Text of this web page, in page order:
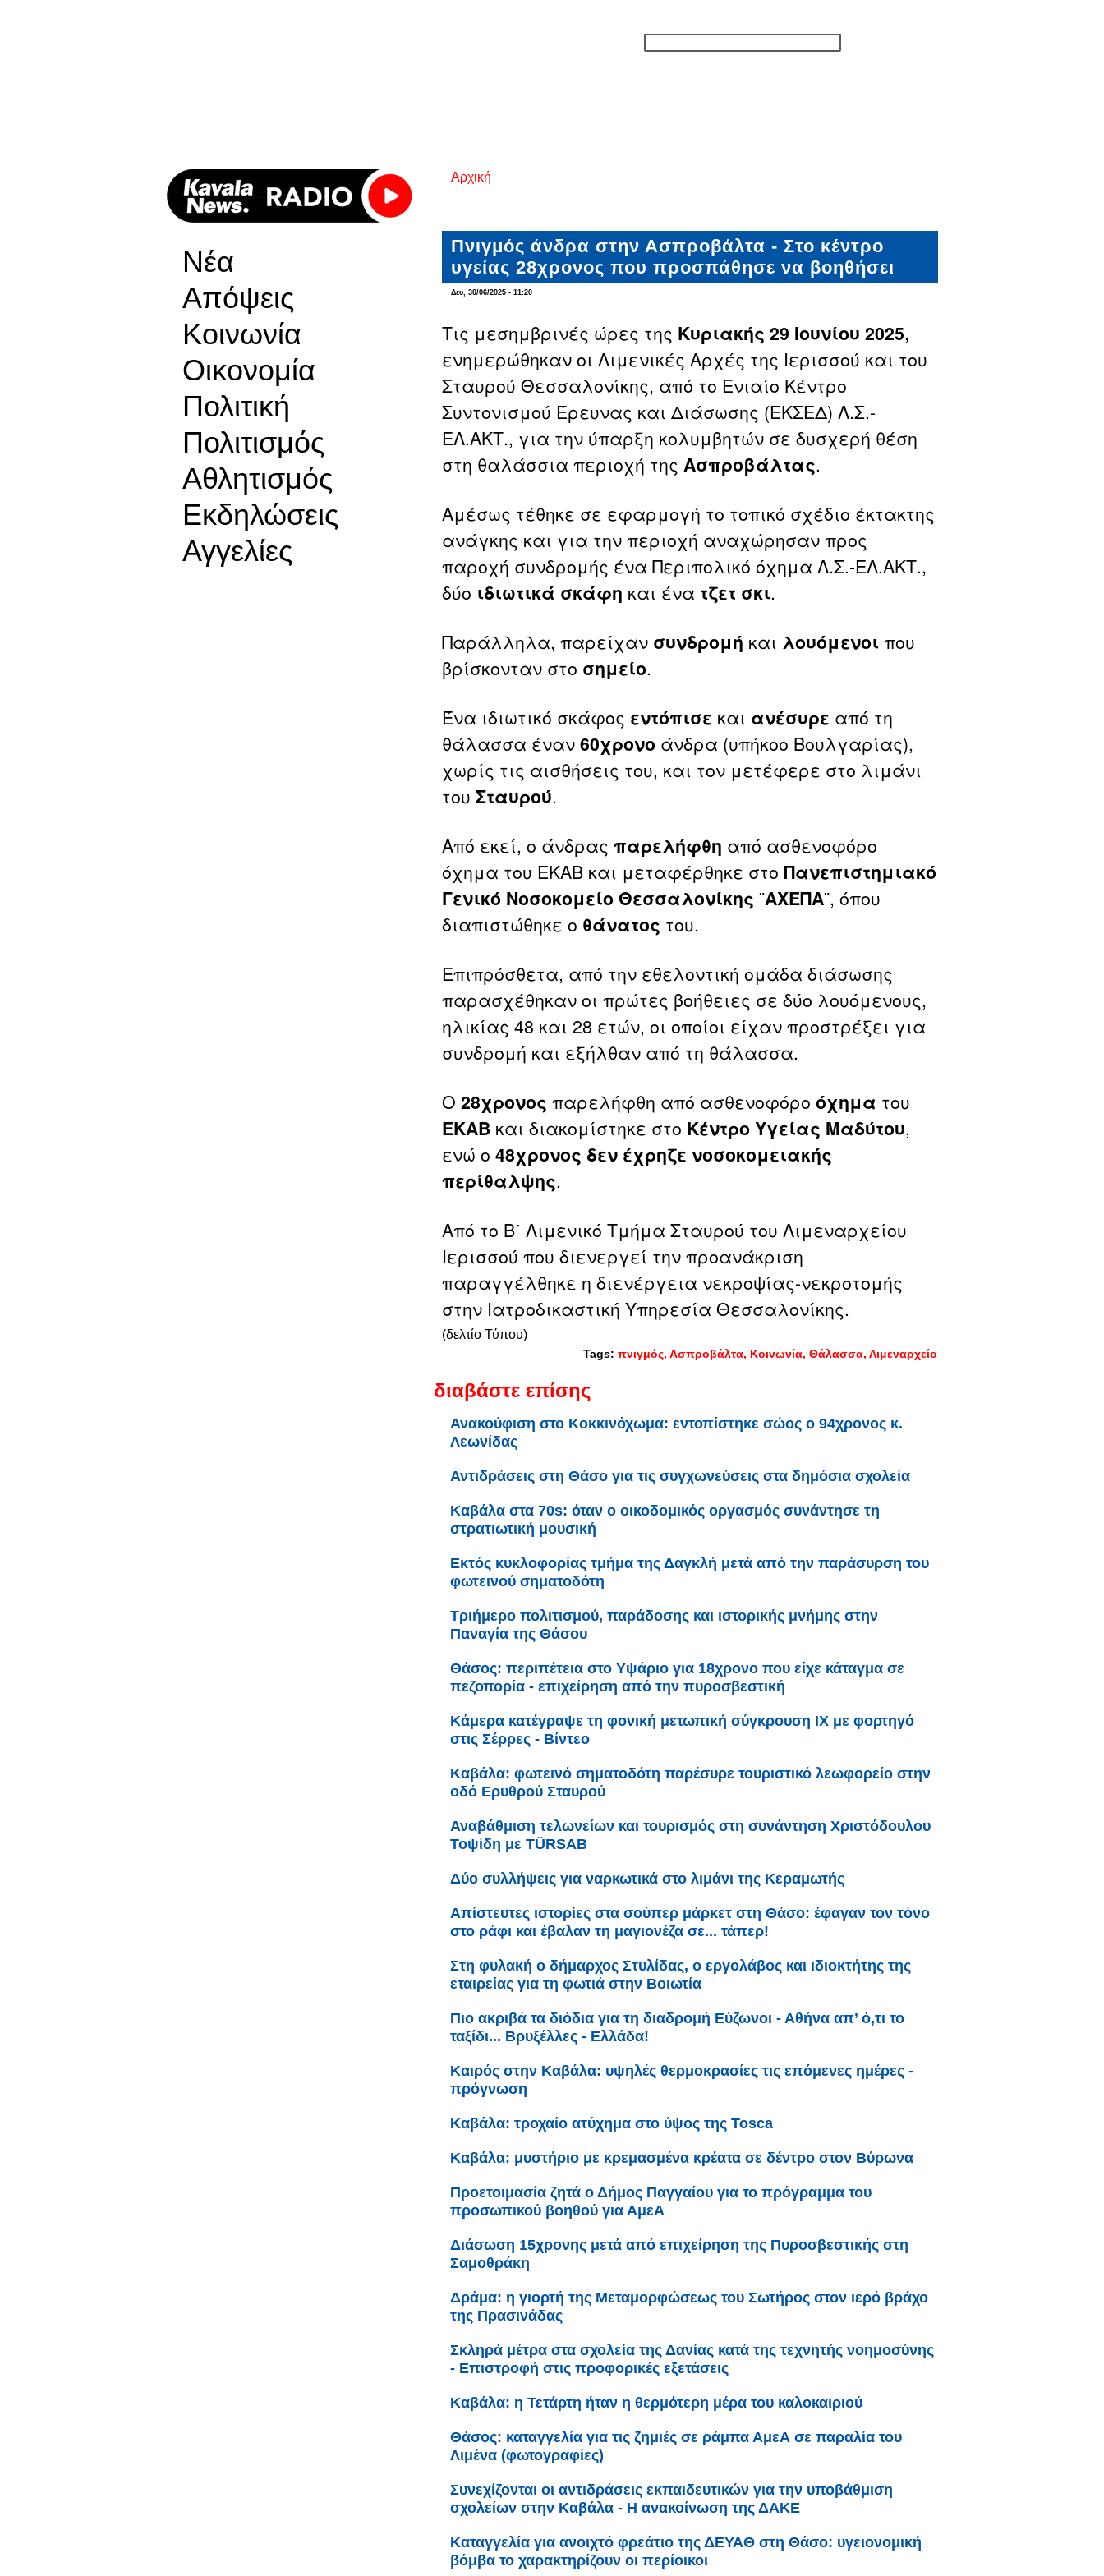
Νέα
Απόψεις
Κοινωνία
Οικονομία
Πολιτική
Πολιτισμός
Αθλητισμός
Εκδηλώσεις
Αγγελίες
Είστε εδώ
Αρχική
Πνιγμός άνδρα στην Ασπροβάλτα - Στο κέντρο
υγείας 28χρονος που προσπάθησε να βοηθήσει
Δευ, 30/06/2025 - 11:20
Τις μεσημβρινές ώρες της Κυριακής 29 Ιουνίου 2025,
ενημερώθηκαν οι Λιμενικές Αρχές της Ιερισσού και του
Σταυρού Θεσσαλονίκης, από το Ενιαίο Κέντρο
Συντονισμού Έρευνας και Διάσωσης (ΕΚΣΕΔ) Λ.Σ.-
ΕΛ.ΑΚΤ., για την ύπαρξη κολυμβητών σε δυσχερή θέση
στη θαλάσσια περιοχή της Ασπροβάλτας.
Αμέσως τέθηκε σε εφαρμογή το τοπικό σχέδιο έκτακτης
ανάγκης και για την περιοχή αναχώρησαν προς
παροχή συνδρομής ένα Περιπολικό όχημα Λ.Σ.-ΕΛ.ΑΚΤ.,
δύο ιδιωτικά σκάφη και ένα τζετ σκι.
Παράλληλα, παρείχαν συνδρομή και λουόμενοι που
βρίσκονταν στο σημείο.
Ένα ιδιωτικό σκάφος εντόπισε και ανέσυρε από τη
θάλασσα έναν 60χρονο άνδρα (υπήκοο Βουλγαρίας),
χωρίς τις αισθήσεις του, και τον μετέφερε στο λιμάνι
του Σταυρού.
Από εκεί, ο άνδρας παρελήφθη από ασθενοφόρο
όχημα του ΕΚΑΒ και μεταφέρθηκε στο Πανεπιστημιακό
Γενικό Νοσοκομείο Θεσσαλονίκης ¨ΑΧΕΠΑ¨, όπου
διαπιστώθηκε ο θάνατος του.
Επιπρόσθετα, από την εθελοντική ομάδα διάσωσης
παρασχέθηκαν οι πρώτες βοήθειες σε δύο λουόμενους,
ηλικίας 48 και 28 ετών, οι οποίοι είχαν προστρέξει για
συνδρομή και εξήλθαν από τη θάλασσα.
Ο 28χρονος παρελήφθη από ασθενοφόρο όχημα του
ΕΚΑΒ και διακομίστηκε στο Κέντρο Υγείας Μαδύτου,
ενώ ο 48χρονος δεν έχρηζε νοσοκομειακής
περίθαλψης.
Από το Β΄ Λιμενικό Τμήμα Σταυρού του Λιμεναρχείου
Ιερισσού που διενεργεί την προανάκριση
παραγγέλθηκε η διενέργεια νεκροψίας-νεκροτομής
στην Ιατροδικαστική Υπηρεσία Θεσσαλονίκης.
(δελτίο Τύπου)
Tags: πνιγμός Ασπροβάλτα Κοινωνία Θάλασσα Λιμεναρχείο
διαβάστε επίσης
Ανακούφιση στο Κοκκινόχωμα: εντοπίστηκε σώος ο 94χρονος κ.
Λεωνίδας
Αντιδράσεις στη Θάσο για τις συγχωνεύσεις στα δημόσια σχολεία
Καβάλα στα 70s: όταν ο οικοδομικός οργασμός συνάντησε τη
στρατιωτική μουσική
Εκτός κυκλοφορίας τμήμα της Δαγκλή μετά από την παράσυρση του
φωτεινού σηματοδότη
Τριήμερο πολιτισμού, παράδοσης και ιστορικής μνήμης στην
Παναγία της Θάσου
Θάσος: περιπέτεια στο Υψάριο για 18χρονο που είχε κάταγμα σε
πεζοπορία - επιχείρηση από την πυροσβεστική
Κάμερα κατέγραψε τη φονική μετωπική σύγκρουση ΙΧ με φορτηγό
στις Σέρρες - Βίντεο
Καβάλα: φωτεινό σηματοδότη παρέσυρε τουριστικό λεωφορείο στην
οδό Ερυθρού Σταυρού
Αναβάθμιση τελωνείων και τουρισμός στη συνάντηση Χριστόδουλου
Τοψίδη με TÜRSAB
Δύο συλλήψεις για ναρκωτικά στο λιμάνι της Κεραμωτής
Απίστευτες ιστορίες στα σούπερ μάρκετ στη Θάσο: έφαγαν τον τόνο
στο ράφι και έβαλαν τη μαγιονέζα σε... τάπερ!
Στη φυλακή ο δήμαρχος Στυλίδας, ο εργολάβος και ιδιοκτήτης της
εταιρείας για τη φωτιά στην Βοιωτία
Πιο ακριβά τα διόδια για τη διαδρομή Εύζωνοι - Αθήνα απ’ ό,τι το
ταξίδι... Βρυξέλλες - Ελλάδα!
Καιρός στην Καβάλα: υψηλές θερμοκρασίες τις επόμενες ημέρες -
πρόγνωση
Καβάλα: τροχαίο ατύχημα στο ύψος της Tosca
Καβάλα: μυστήριο με κρεμασμένα κρέατα σε δέντρο στον Βύρωνα
Προετοιμασία ζητά ο Δήμος Παγγαίου για το πρόγραμμα του
προσωπικού βοηθού για ΑμεΑ
Διάσωση 15χρονης μετά από επιχείρηση της Πυροσβεστικής στη
Σαμοθράκη
Δράμα: η γιορτή της Μεταμορφώσεως του Σωτήρος στον ιερό βράχο
της Πρασινάδας
Σκληρά μέτρα στα σχολεία της Δανίας κατά της τεχνητής νοημοσύνης
- Επιστροφή στις προφορικές εξετάσεις
Καβάλα: η Τετάρτη ήταν η θερμότερη μέρα του καλοκαιριού
Θάσος: καταγγελία για τις ζημιές σε ράμπα ΑμεΑ σε παραλία του
Λιμένα (φωτογραφίες)
Συνεχίζονται οι αντιδράσεις εκπαιδευτικών για την υποβάθμιση
σχολείων στην Καβάλα - Η ανακοίνωση της ΔΑΚΕ
Καταγγελία για ανοιχτό φρεάτιο της ΔΕΥΑΘ στη Θάσο: υγειονομική
βόμβα το χαρακτηρίζουν οι περίοικοι